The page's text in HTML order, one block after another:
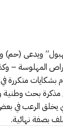
ويدعى (حم)
المهلوسة –
متكررة في
مذكرة بحث وطنية
الرعب في
بصفة نهائية.